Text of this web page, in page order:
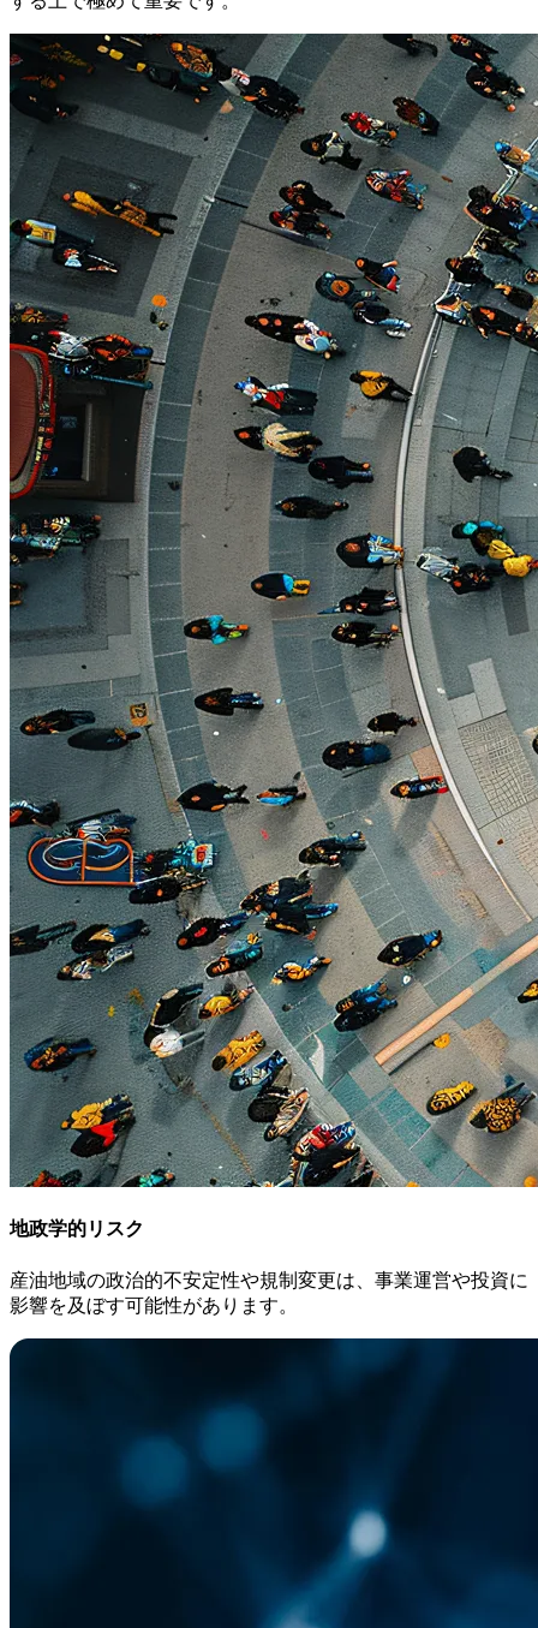
地政学的リスク
産油地域の政治的不安定性や規制変更は、事業運営や投資に
影響を及ぼす可能性があります。